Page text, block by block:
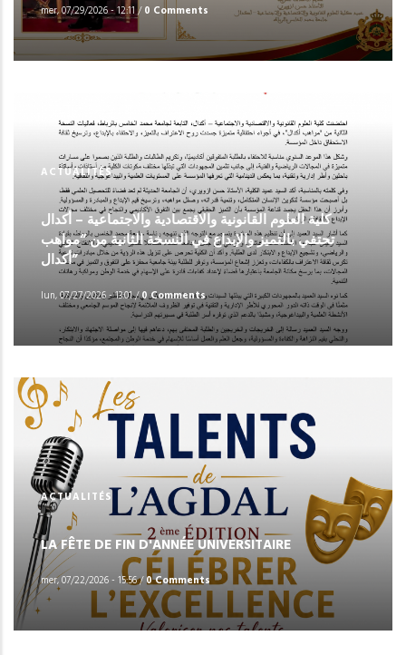
mer, 07/29/2026 - 12:11/0 Comments
ACTUALITÉS
كلية العلوم القانونية والاقتصادية والاجتماعية – أكدال
تحتفي بالتميز والإبداع في النسخة الثانية من “مواهب
أكدال”
lun, 07/27/2026 - 13:01/0 Comments
ACTUALITÉS
LA FÊTE DE FIN D'ANNÉE UNIVERSITAIRE
mer, 07/22/2026 - 15:56/0 Comments